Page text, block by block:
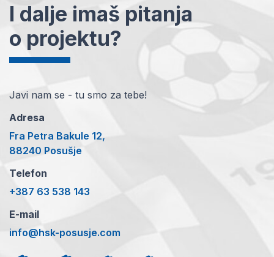
I dalje imaš pitanja
o projektu?
Javi nam se - tu smo za tebe!
Adresa
Fra Petra Bakule 12,
88240 Posušje
Telefon
+387 63 538 143
E-mail
info@hsk-posusje.com